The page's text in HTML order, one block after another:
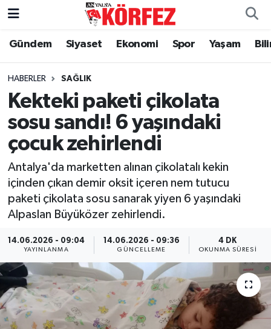
Gündem Siyaset Ekonomi Spor Yaşam
HABERLER SAĞLIK
Kekteki paketi çikolata
sosu sandı! 6 yaşındaki
çocuk zehirlendi
Antalya'da marketten alınan çikolatalı kekin
içinden çıkan demir oksit içeren nem tutucu
paketi çikolata sosu sanarak yiyen 6 yaşındaki
Alpaslan Büyüközer zehirlendi.
14.06.2026 - 09:04
YAYINLANMA
14.06.2026 - 09:36
GÜNCELLEME
4 DK
OKUNMA SÜRESI
Gündem
Siyaset
Yerel Yönetim
Ekonomi
Spor
Yaşam
Dünya
Eğitim
Sağlık
Nöbetçi Eczaneler
Hava Durumu
Trafik Durumu
Süper Lig Puan Durumu ve Fikstür
Tüm Manşetler
Son Dakika Haberleri